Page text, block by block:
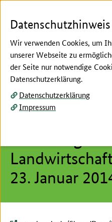
Hier beginnt der Hauptinhalt dieser
23. Januar
Datenschutzhinweis
Wir verwenden Cookies, um
unserer Webseite zu
der Seite nur notwendige
Datenschutzerklärung.
Datenschutzerklärung
Impressum